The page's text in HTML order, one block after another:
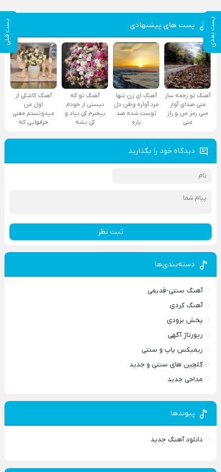
پست بعدی پست قبلی پست های پیشنهادی
آهنگ تو زخمه ساز
منی صدای آواز
منی رمز من و راز
منی
آهنگ ای زن تنها
مرد آواره وطن دل
توست شده صد
پاره
آهنگ تو که
نیستی از خودم
بیخبرم کی بیاد و
کی بشه
آهنگ کاشکی از
اول من
میدونستم معنی
حرفهایی که
دیدگاه خود را بگذارید
ثبت نظر
دسته‌بندی‌ها
آهنگ سنتی-قدیمی
آهنگ کردی
پخش بزودی
رپورتاژ آگهی
ریمیکس پاپ و سنتی
گلچین های سنتی و جدید
مداحی جدید
پیوندها
دانلود آهنگ جدید